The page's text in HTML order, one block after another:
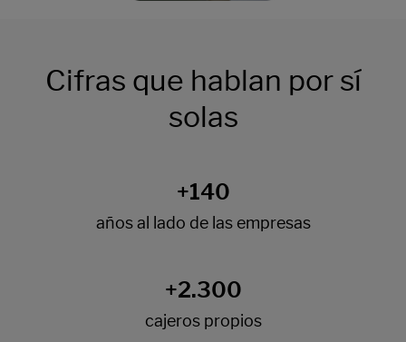
Cifras que hablan por sí
solas